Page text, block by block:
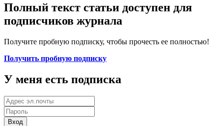
Полный текст статьи доступен для
подписчиков журнала
Получите пробную подписку, чтобы прочесть ее полностью!
Получить пробную подписку
У меня есть подписка
Вход